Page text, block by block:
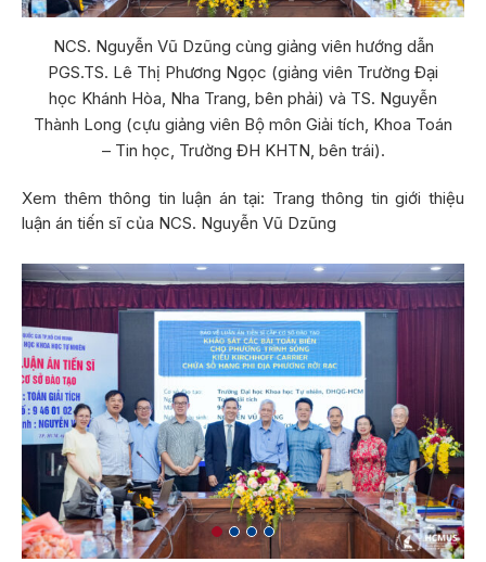
NCS. Nguyễn Vũ Dzũng cùng giảng viên hướng dẫn
PGS.TS. Lê Thị Phương Ngọc (giảng viên Trường Đại
học Khánh Hòa, Nha Trang, bên phải) và TS. Nguyễn
Thành Long (cựu giảng viên Bộ môn Giải tích, Khoa Toán
– Tin học, Trường ĐH KHTN, bên trái).
Xem thêm thông tin luận án tại: Trang thông tin giới thiệu
luận án tiến sĩ của NCS. Nguyễn Vũ Dzũng